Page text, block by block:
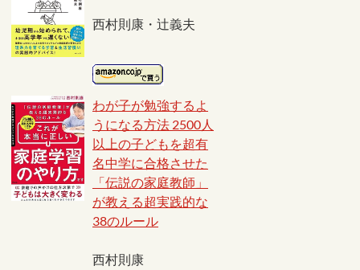
西村則康・辻義夫
わが子が勉強するよ
うになる方法 2500人
以上の子どもを超有
名中学に合格させた
「伝説の家庭教師」
が教える超実践的な
38のルール
西村則康